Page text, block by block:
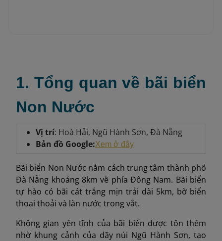
1. Tổng quan về bãi biển
Non Nước
Vị trí: Hoà Hải, Ngũ Hành Sơn, Đà Nẵng
Bản đồ Google:Xem ở đây
Bãi biển Non Nước nằm cách trung tâm thành phố
Đà Nẵng khoảng 8km về phía Đông Nam. Bãi biển
tự hào có bãi cát trắng mịn trải dài 5km, bờ biển
thoai thoải và làn nước trong vắt.
Không gian yên tĩnh của bãi biển được tôn thêm
nhờ khung cảnh của dãy núi Ngũ Hành Sơn, tạo